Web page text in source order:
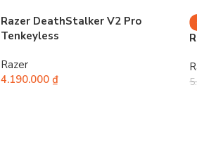
Razer DeathStalker V2 Pro
Tenkeyless
Razer
4.190.000 ₫